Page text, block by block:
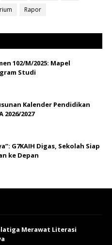
Rapor
102/M/2025: Mapel
Studi
Kalender Pendidikan
2026/2027
G7KAIH Digas, Sekolah Siap
ke Depan
Merawat Literasi